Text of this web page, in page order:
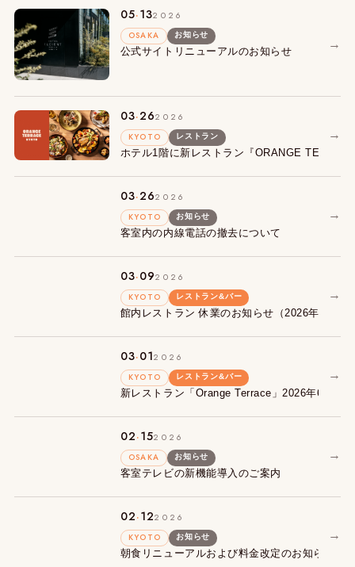
05.132026
OSAKA
お知らせ
公式サイトリニューアルのお知らせ →
03.262026
KYOTO
レストラン
ホテル1階に新レストラン『ORANGE
→
03.262026
KYOTO
お知らせ
客室内の内線電話の撤去について
→
03.092026
KYOTO
レストラン&バー
館内レストラン 休業のお知らせ（2026年3月9
→
03.012026
KYOTO
レストラン&バー
新レストラン「Orange Terrace」2026年6月15
→
02.152026
OSAKA
お知らせ
客室テレビの新機能導入のご案内
→
02.122026
KYOTO
お知らせ
朝食リニューアルおよび料金改定のお知らせ
→